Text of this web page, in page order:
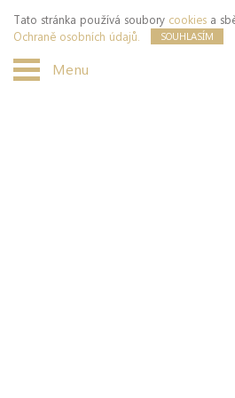
Tato stránka používá soubory cookies a
Ochraně osobních údajů.
SOUHLASÍM
Menu